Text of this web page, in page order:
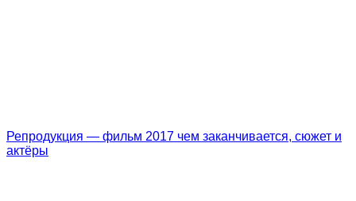
Репродукция — фильм 2017 чем заканчивается, сюжет и
актёры